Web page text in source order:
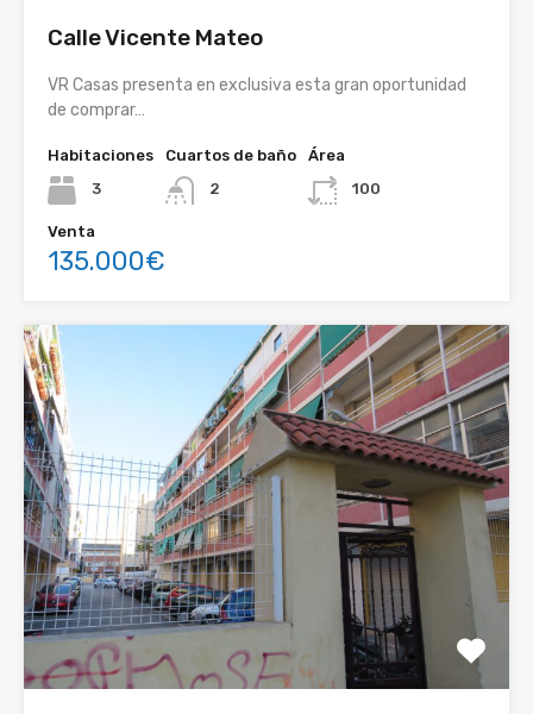
Calle Vicente Mateo
VR Casas presenta en exclusiva esta gran oportunidad
de comprar…
Habitaciones
3
Cuartos de baño
2
Área
100
Venta
135.000€